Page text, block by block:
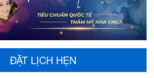
ĐẶT LỊCH HẸN